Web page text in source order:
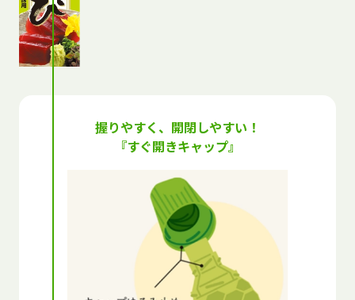
トップ
プロ直伝！本生術
本生本わさびのこだわり
香りで選ぶ本生レシピ
本生本わさびの歴史
握りやすく、開閉しやすい！
『すぐ開きキャップ』